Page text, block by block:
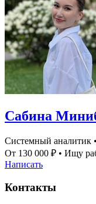
Сабина
Системный аналитик •
От 130 000 ₽ • Ищу
Написать
Контакты